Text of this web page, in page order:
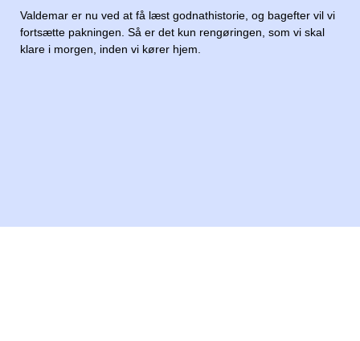
Valdemar er nu ved at få læst godnathistorie, og bagefter vil vi
fortsætte pakningen. Så er det kun rengøringen, som vi skal
klare i morgen, inden vi kører hjem.